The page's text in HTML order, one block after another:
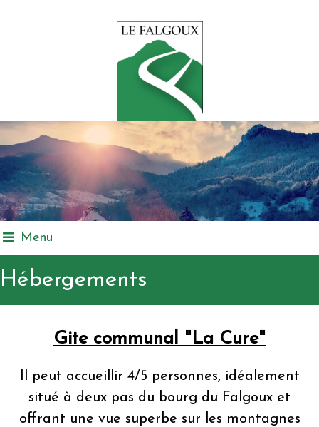
Menu
Hébergements
Gite communal "La Cure"
Il peut accueillir 4/5 personnes, idéalement
situé à deux pas du bourg du Falgoux et
offrant une vue superbe sur les montagnes